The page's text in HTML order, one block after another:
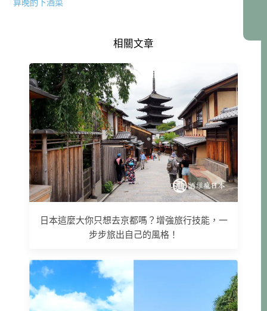
算晚酌下酒菜
相關文章
日本這麼大你只想去京都嗎？增強旅行技能，一
步步旅出自己的風格！